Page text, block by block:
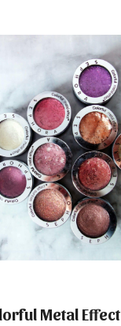
Metal Effect